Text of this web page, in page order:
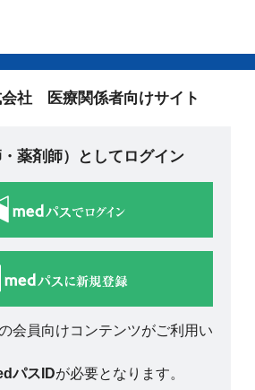
会社 医療関係者向けサイト
薬剤師）としてログイン
会員向けコンテンツがご利用い
パスIDが必要となります。